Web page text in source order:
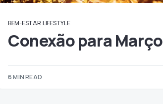
BEM-ESTAR LIFESTYLE
Conexão para Março
6 MIN READ